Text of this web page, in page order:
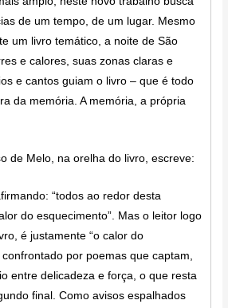
de um tempo, de um lugar. Mesmo
um livro temático, a noite de São
e calores, suas zonas claras e
e cantos guiam o livro – que é todo
da memória. A memória, a própria
de Melo, na orelha do livro, escreve:
“todos ao redor desta
do esquecimento”. Mas o leitor logo
é justamente “o calor do
por poemas que captam,
entre delicadeza e força, o que resta
final. Como avisos espalhados